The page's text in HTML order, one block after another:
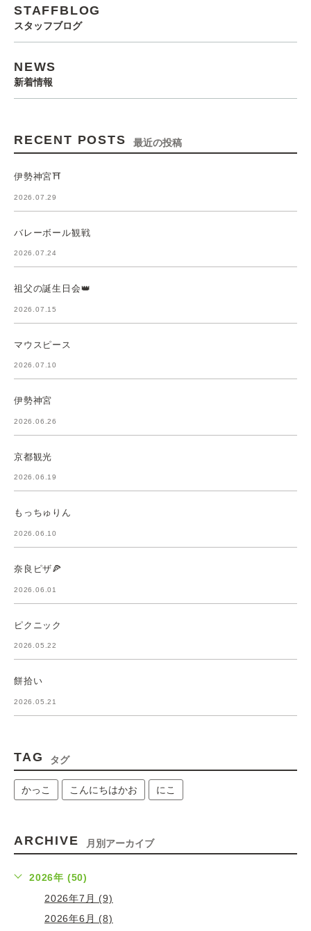
STAFFBLOG
スタッフブログ
NEWS
新着情報
RECENT POSTS 最近の投稿
伊勢神宮⛩️
2026.07.29
バレーボール観戦
2026.07.24
祖父の誕生日会👑
2026.07.15
マウスピース
2026.07.10
伊勢神宮
2026.06.26
京都観光
2026.06.19
もっちゅりん
2026.06.10
奈良ピザ🍕
2026.06.01
ピクニック
2026.05.22
餅拾い
2026.05.21
TAG タグ
かっこ こんにちはかお にこ
ARCHIVE 月別アーカイブ
2026年 (50)
2026年7月 (9)
2026年6月 (8)